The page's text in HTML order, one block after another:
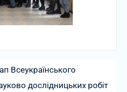
Всеукраїнського
дослідницьких робіт